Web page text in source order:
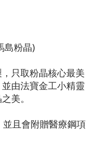
島粉晶)
只取粉晶核心最美
由法寶金工小精靈
美。
且會附贈醫療鋼項